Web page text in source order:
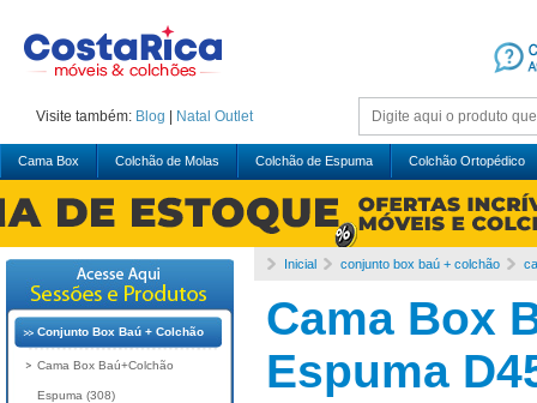
Visite também: Blog Natal Outlet
Cama Box Colchão de Molas Colchão de Espuma Colchão Ortopédico
Inicial conjunto box baú + colchão
Cama Box
Espuma
Conjunto Box Baú + Colchão
Cama Box Baú+Colchão
Espuma (308)